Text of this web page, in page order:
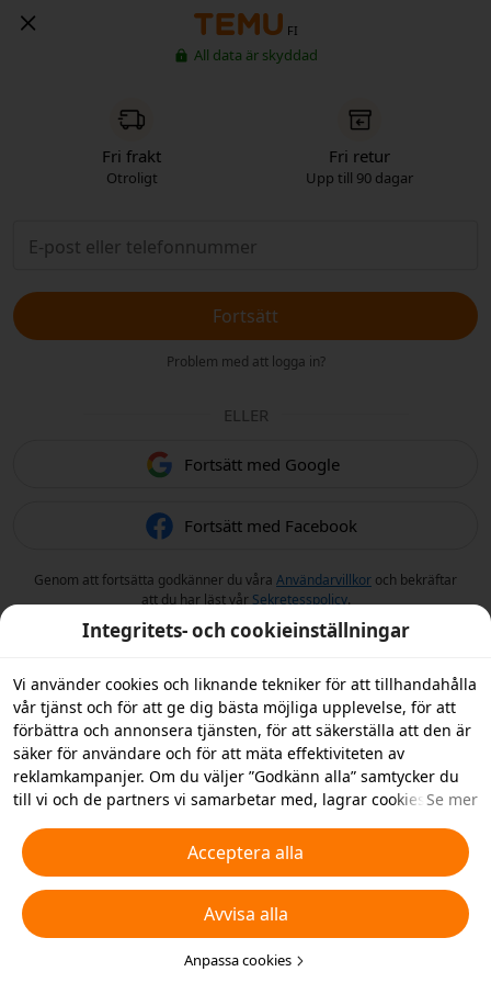
FI
All data är skyddad
Fri frakt
Otroligt
Fri retur
Upp till 90 dagar
Fortsätt
Problem med att logga in?
ELLER
Fortsätt med Google
Fortsätt med Facebook
Genom att fortsätta godkänner du våra Användarvillkor och bekräftar
att du har läst vår Sekretesspolicy.
Integritets- och cookieinställningar
Vi använder cookies och liknande tekniker för att tillhandahålla
vår tjänst och för att ge dig bästa möjliga upplevelse, för att
förbättra och annonsera tjänsten, för att säkerställa att den är
säker för användare och för att mäta effektiviteten av
reklamkampanjer. Om du väljer ”Godkänn alla” samtycker du
till vi och de partners vi samarbetar med, lagrar cookies och
”Avvisa alla” icke-nödvändiga cookies och du kan välja vilka
typer av cookies du vill acceptera eller inaktivera genom att
klicka på ”Anpassa cookies” nedan, eller när som helst ändra
detta i dina sekretessinställningar. Vi samlar inte in cookies för
spårningsändamål i iOS-appen. För mer information, se vår
cookies och liknande tekniker.
Se mer
Acceptera alla
Avvisa alla
Anpassa cookies